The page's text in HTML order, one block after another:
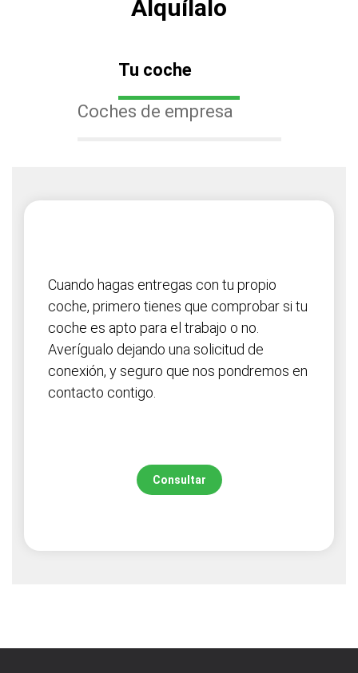
Alquílalo
Tu coche
Coches de empresa
Cuando hagas entregas con tu propio
coche, primero tienes que comprobar si tu
coche es apto para el trabajo o no.
Averígualo dejando una solicitud de
conexión, y seguro que nos pondremos en
contacto contigo.
Consultar